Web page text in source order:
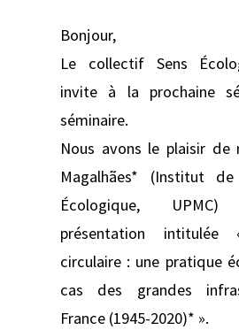
Bonjour,
Le collectif Sens
invite à la prochaine
séminaire.
Nous avons le plaisir de
Magalhães* (Institut
Écologique,
présentation intitulée
circulaire : une pratique
cas des grandes
France (1945-2020)* ».